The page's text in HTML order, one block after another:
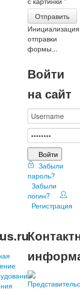
Отправить
Инициализация
отправки
формы...
Войти
на сайт
Войти
Забыли
пароль?
Забыли
логин?
Регистрация